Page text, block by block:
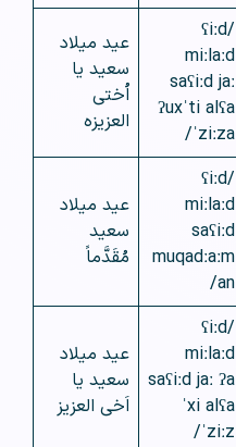
/ʕiːd
miːlaːd
saʕiːd jaː
ʔuxˈti alʕa
ˈziːza/
عید میلاد
سعید یا
اُختی
العزیزه
/ʕiːd
miːlaːd
saʕiːd
muqadːaːm
an/
عید میلاد
سعید
مُقَدَّماً
/ʕiːd
miːlaːd
saʕiːd jaː ʔa
ˈxi alʕa
ˈziːz/
عید میلاد
سعید یا
اَخی العزیز